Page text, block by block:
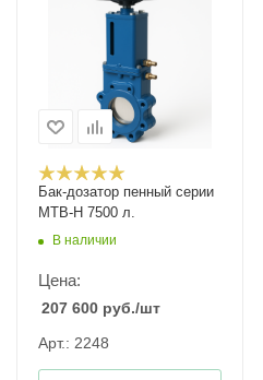
Бак-дозатор пенный серии
MTB-H 7500 л.
В наличии
Цена:
207 600 руб./шт
Арт.: 2248